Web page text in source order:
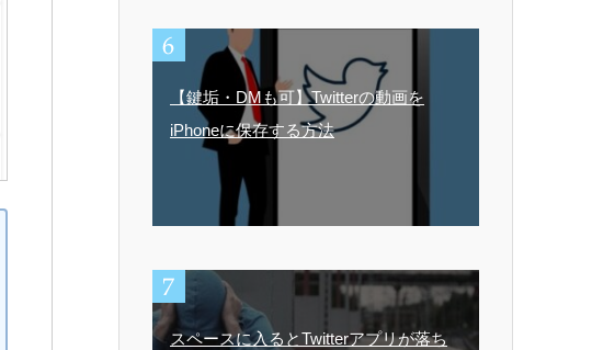
【鍵垢・DMも可】Twitterの動画を
iPhoneに保存する方法
スペースに入るとTwitterアプリが落ち